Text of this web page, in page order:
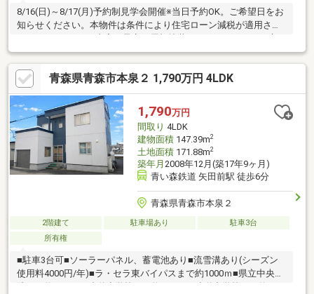
8/16(日)～8/17(月)予約制見学会開催※当日予約OK。ご希望日をお
知らせください。本物件は条件により住宅ローン減税が適用され
ます。●リフォーム内容（予定）屋根塗装、システムキッチン交
換、ユニットバス交換、洗面化粧台交換、トイレ交換、照明器具
交換、壁・天井クロス貼替等●間取・駐車場・LDK20帖、和室1部
屋、洋室3部屋の4LDK・普通車2台、軽自動車1台駐車可能●周辺
施設油川小学校まで徒歩9分(約650m）油川中学校まで徒歩5分(約
400ｍ)ファミリーマート油川店様まで徒歩7分(約500ｍ)気になる
水回りはすべて新品に交換し
青森県青森市本泉２ 1,790万円 4LDK
1,790万円
間取り 4LDK
建物面積147.39m2
土地面積171.88m2
築年月 2008年12月(築17年9ヶ月)
青い森鉄道 矢田前駅 徒歩6分
青森県青森市本泉２
2階建て 駐車場あり
駐車3台
所有権
■駐車3台可■ソーラーパネル、蓄電池あり■流雪溝あり(シーズン
使用料4000円/年)■ラ・セラ東バイパスまで約1000ｍ■県立中央病